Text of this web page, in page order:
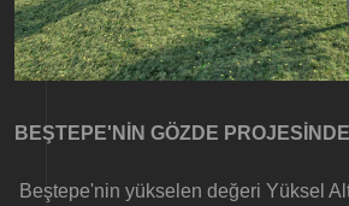
BEŞTEPE'NİN GÖZDE
Beştepe'nin yükselen değeri Yüksel